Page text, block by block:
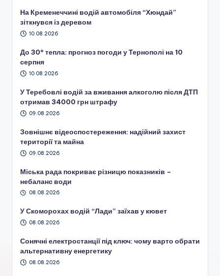
На Кременеччині водій автомобіля “Хюндай”
зіткнувся із деревом
10.08.2026
До 30° тепла: прогноз погоди у Тернополі на 10
серпня
10.08.2026
У Теребовлі водій за вживання алкоголю після ДТП
отримав 34000 грн штрафу
09.08.2026
Зовнішнє відеоспостереження: надійний захист
території та майна
09.08.2026
Міська рада покриває різницю показників –
небаланс води
08.08.2026
У Скоморохах водій “Лади” заїхав у кювет
08.08.2026
Сонячні електростанції під ключ: чому варто обрати
альтернативну енергетику
08.08.2026